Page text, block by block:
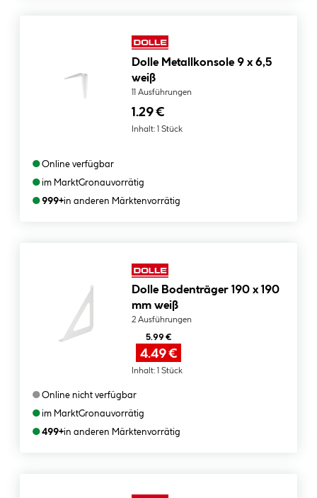
Dolle Metallkonsole 9 x 6,5
weiß
11 Ausführungen
1.29 €
Inhalt: 1 Stück
●Online verfügbar
●im MarktGronauvorrätig
●999+in anderen Märktenvorrätig
Dolle Bodenträger 190 x 190
mm weiß
2 Ausführungen
5.99 €
4.49 €
Inhalt: 1 Stück
●Online nicht verfügbar
●im MarktGronauvorrätig
●499+in anderen Märktenvorrätig